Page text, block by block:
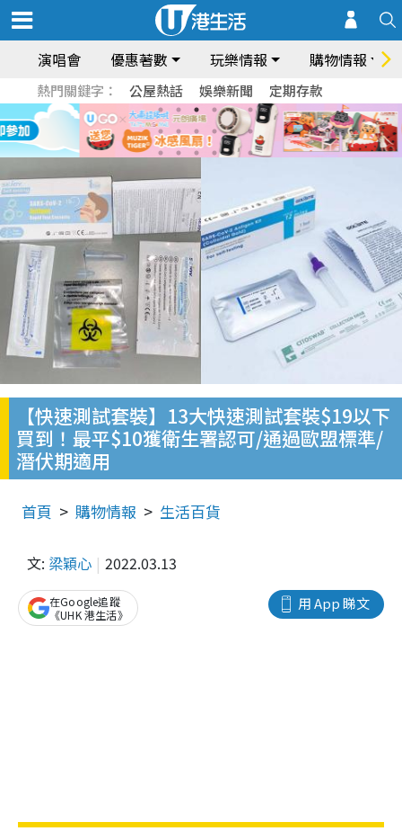
演唱會 優惠著數 玩樂情報 購物情報
熱門關鍵字： 公屋熱話 娛樂新聞 定期存款
【快速測試套裝】13大快速測試套裝$19以下
買到！最平$10獲衛生署認可/通過歐盟標準/
潛伏期適用
首頁 購物情報 生活百貨
文: 梁穎心 2022.03.13
用 App 睇文
在Google追蹤
《UHK 港生活》